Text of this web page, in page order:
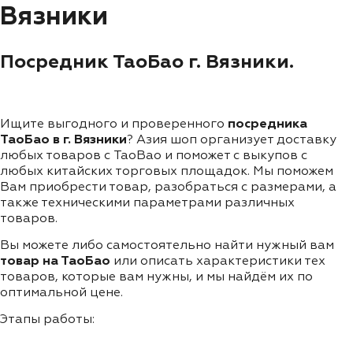
Вязники
Посредник ТаоБао г. Вязники.
Ищите выгодного и проверенного посредника
ТаоБао в г. Вязники? Азия шоп организует доставку
любых товаров с TaoBao и поможет с выкупов с
любых китайских торговых площадок. Мы поможем
Вам приобрести товар, разобраться с размерами, а
также техническими параметрами различных
товаров.
Вы можете либо самостоятельно найти нужный вам
товар на ТаоБао или описать характеристики тех
товаров, которые вам нужны, и мы найдём их по
оптимальной цене.
Этапы работы: